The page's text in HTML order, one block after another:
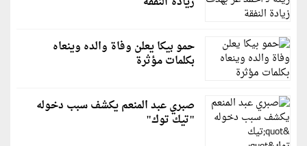
حمو بيكا يعلن وفاة والده وينعاه
بكلمات مؤثرة
صبري عبد المنعم يكشف سبب دخوله
"تيك توك"